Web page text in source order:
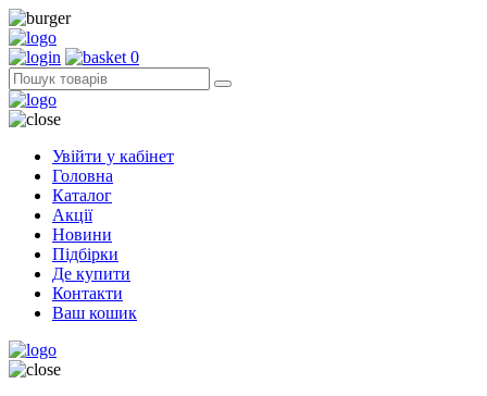
0
Увійти у кабінет
Головна
Каталог
Акції
Новини
Підбірки
Де купити
Контакти
Ваш кошик